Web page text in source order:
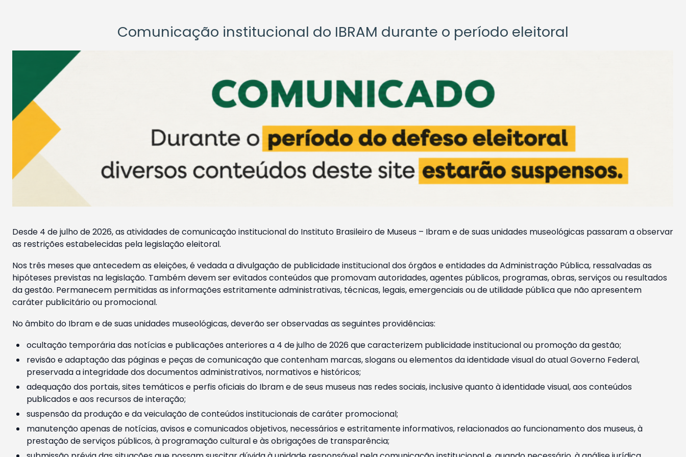
Comunicação institucional do IBRAM durante o período eleitoral
Desde 4 de julho de 2026, as atividades de comunicação institucional do Instituto Brasileiro de Museus – Ibram e de suas unidades museológicas passaram a observar
as restrições estabelecidas pela legislação eleitoral.
Nos três meses que antecedem as eleições, é vedada a divulgação de publicidade institucional dos órgãos e entidades da Administração Pública, ressalvadas as
hipóteses previstas na legislação. Também devem ser evitados conteúdos que promovam autoridades, agentes públicos, programas, obras, serviços ou resultados
da gestão. Permanecem permitidas as informações estritamente administrativas, técnicas, legais, emergenciais ou de utilidade pública que não apresentem
caráter publicitário ou promocional.
No âmbito do Ibram e de suas unidades museológicas, deverão ser observadas as seguintes providências:
ocultação temporária das notícias e publicações anteriores a 4 de julho de 2026 que caracterizem publicidade institucional ou promoção da gestão;
revisão e adaptação das páginas e peças de comunicação que contenham marcas, slogans ou elementos da identidade visual do atual Governo Federal,
preservada a integridade dos documentos administrativos, normativos e históricos;
adequação dos portais, sites temáticos e perfis oficiais do Ibram e de seus museus nas redes sociais, inclusive quanto à identidade visual, aos conteúdos
publicados e aos recursos de interação;
suspensão da produção e da veiculação de conteúdos institucionais de caráter promocional;
manutenção apenas de notícias, avisos e comunicados objetivos, necessários e estritamente informativos, relacionados ao funcionamento dos museus, à
prestação de serviços públicos, à programação cultural e às obrigações de transparência;